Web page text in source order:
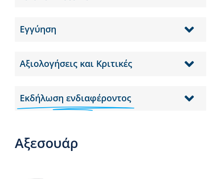
Εγγύηση
Αξιολογήσεις και Κριτικές
Εκδήλωση ενδιαφέροντος
Αξεσουάρ